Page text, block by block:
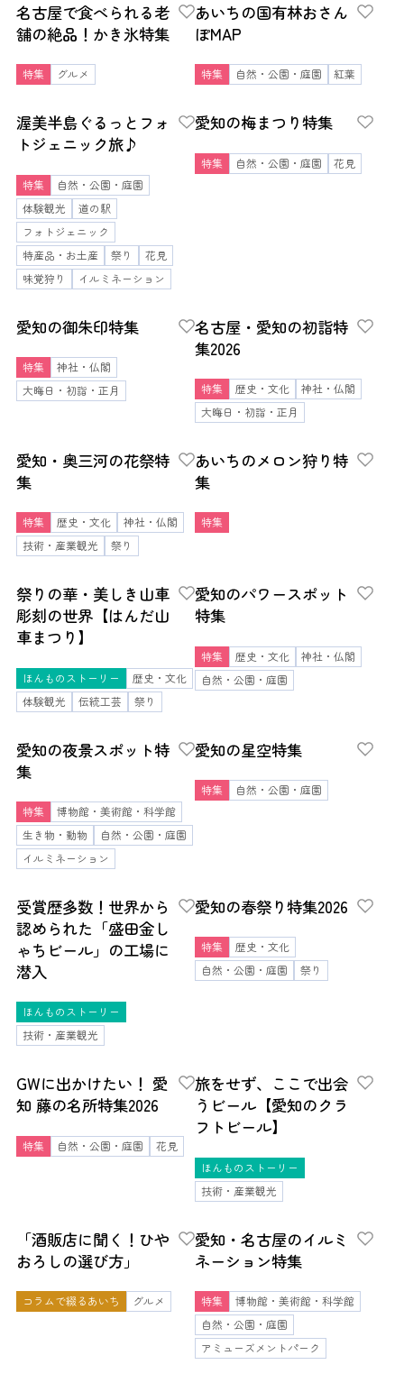
名古屋で食べられる老
舗の絶品！かき氷特集
特集 グルメ
あいちの国有林おさん
ぽMAP
特集 自然・公園・庭園 紅葉
渥美半島ぐるっとフォ
トジェニック旅♪
特集
自然・公園・庭園
体験観光
道の駅
フォトジェニック
特産品・お土産
祭り
花見
味覚狩り
イルミネーション
愛知の梅まつり特集
特集 自然・公園・庭園 花見
愛知の御朱印特集
特集
神社・仏閣
大晦日・初詣・正月
名古屋・愛知の初詣特
集2026
特集 歴史・文化
神社・仏閣
大晦日・初詣・正月
愛知・奥三河の花祭特
集
特集 歴史・文化
神社・仏閣
技術・産業観光
祭り
あいちのメロン狩り特
集
特集
祭りの華・美しき山車
彫刻の世界【はんだ山
車まつり】
ほんものストーリー
歴史・文化
体験観光
伝統工芸 祭り
愛知のパワースポット
特集
特集 歴史・文化
神社・仏閣
自然・公園・庭園
愛知の夜景スポット特
集
特集
博物館・美術館・科学館
生き物・動物
自然・公園・庭園
イルミネーション
愛知の星空特集
特集 自然・公園・庭園
受賞歴多数！世界から
認められた「盛田金し
ゃちビール」の工場に
潜入
ほんものストーリー
技術・産業観光
愛知の春祭り特集2026
特集
歴史・文化
自然・公園・庭園
祭り
GWに出かけたい！ 愛
知 藤の名所特集2026
特集 自然・公園・庭園 花見
旅をせず、ここで出会
うビール【愛知のクラ
フトビール】
ほんものストーリー
技術・産業観光
「酒販店に聞く！ひや
おろしの選び方」
コラムで綴るあいち グルメ
愛知・名古屋のイルミ
ネーション特集
特集
博物館・美術館・科学館
自然・公園・庭園
アミューズメントパーク